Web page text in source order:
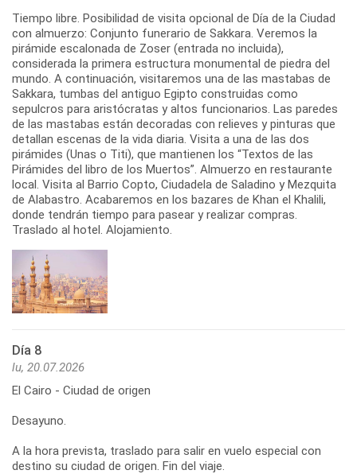
Tiempo libre. Posibilidad de visita opcional de Día de la Ciudad
con almuerzo: Conjunto funerario de Sakkara. Veremos la
pirámide escalonada de Zoser (entrada no incluida),
considerada la primera estructura monumental de piedra del
mundo. A continuación, visitaremos una de las mastabas de
Sakkara, tumbas del antiguo Egipto construidas como
sepulcros para aristócratas y altos funcionarios. Las paredes
de las mastabas están decoradas con relieves y pinturas que
detallan escenas de la vida diaria. Visita a una de las dos
pirámides (Unas o Titi), que mantienen los “Textos de las
Pirámides del libro de los Muertos”. Almuerzo en restaurante
local. Visita al Barrio Copto, Ciudadela de Saladino y Mezquita
de Alabastro. Acabaremos en los bazares de Khan el Khalili,
donde tendrán tiempo para pasear y realizar compras.
Traslado al hotel. Alojamiento.
Día 8
lu, 20.07.2026
El Cairo - Ciudad de origen
Desayuno.
A la hora prevista, traslado para salir en vuelo especial con
destino su ciudad de origen. Fin del viaje.